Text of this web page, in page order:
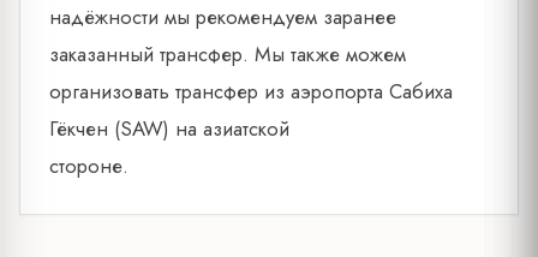
надёжности мы рекомендуем заранее
заказанный трансфер. Мы также можем
организовать трансфер из аэропорта Сабиха
Гёкчен (SAW) на азиатской
стороне.